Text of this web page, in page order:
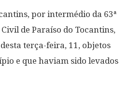
por intermédio da 63ª
de Paraíso do Tocantins,
terça-feira, 11, objetos
e que haviam sido levados